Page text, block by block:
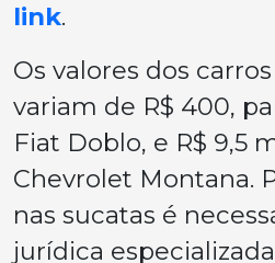
link.
Os valores dos
variam de R$ 400,
Fiat Doblo, e R$ 9,5
Chevrolet Montana.
nas sucatas é
jurídica